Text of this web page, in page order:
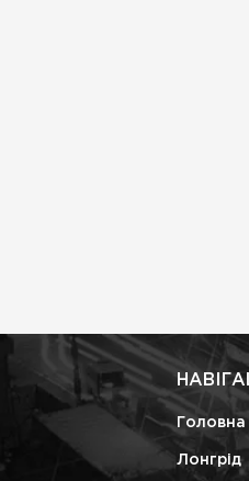
Головна
Лонгрід